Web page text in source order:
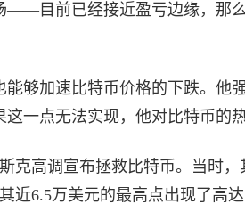
——目前已经接近盈亏边缘，那
能够加速比特币价格的下跌。他
一点无法实现，他对比特币的
克高调宣布拯救比特币。当时
近6.5万美元的最高点出现了高